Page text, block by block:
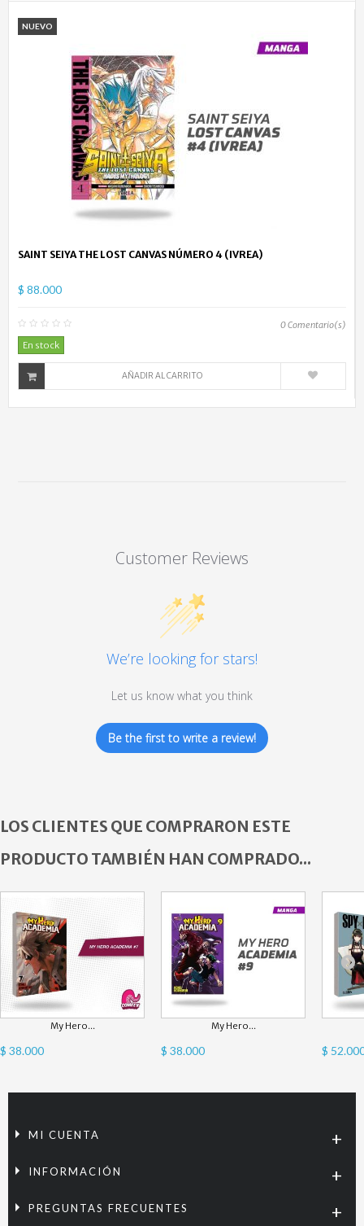
NUEVO
SAINT SEIYA THE LOST CANVAS NÚMERO 4 (IVREA)
$ 88.000
0Comentario(s)
En stock
AÑADIR AL CARRITO
Customer Reviews
We’re looking for stars!
Let us know what you think
Be the first to write a review!
LOS CLIENTES QUE COMPRARON ESTE
PRODUCTO TAMBIÉN HAN COMPRADO...
My Hero...
$ 38.000
My Hero...
$ 38.000 $
MI CUENTA
INFORMACIÓN
PREGUNTAS FRECUENTES